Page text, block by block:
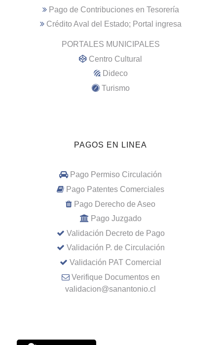
Pago de Contribuciones en Tesorería
Crédito Aval del Estado; Portal ingresa
PORTALES MUNICIPALES
Centro Cultural
Dideco
Turismo
PAGOS EN LINEA
Pago Permiso Circulación
Pago Patentes Comerciales
Pago Derecho de Aseo
Pago Juzgado
Validación Decreto de Pago
Validación P. de Circulación
Validación PAT Comercial
Verifique Documentos en
validacion@sanantonio.cl